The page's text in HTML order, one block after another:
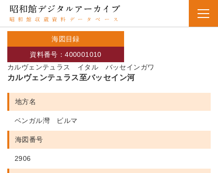
海図目録
カルヴェンテュラス イタル バッセインガワ
資料番号：400001010
カルヴェンテュラス至バッセイン河
地方名
ベンガル灣 ビルマ
海図番号
2906